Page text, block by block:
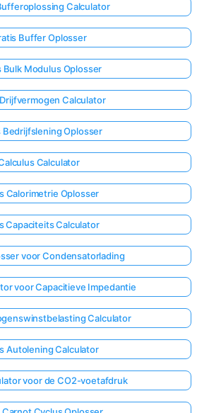
Calculator
Buffer Oplosser
Bulk Modulus Oplosser
Calculator
Bedrijfslening Oplosser
Calculator
Calorimetrie Oplosser
Capaciteits Calculator
voor Condensatorlading
voor Capacitieve Impedantie
Calculator
Autolening Calculator
voor de CO2-voetafdruk